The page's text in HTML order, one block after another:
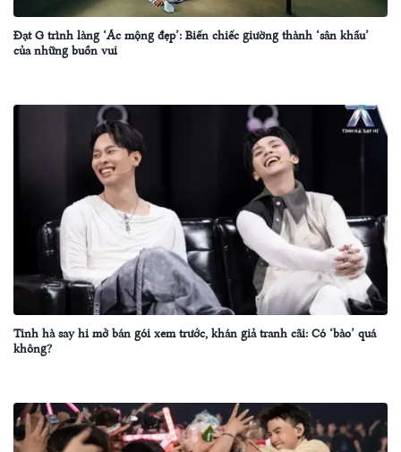
Đạt G trình làng ‘Ác mộng đẹp’: Biến chiếc giường thành ‘sân khấu’
của những buồn vui
Tinh hà say hi mở bán gói xem trước, khán giả tranh cãi: Có ‘bào’ quá
không?